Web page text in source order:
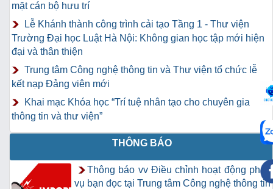
mặt cán bộ hưu trí
Lễ Khánh thành công trình cải tạo Tầng 1 - Thư viện
Trường Đại học Luật Hà Nội: Không gian học tập mới hiện
đại và thân thiện
Trung tâm Công nghệ thông tin và Thư viện tổ chức lễ
kết nạp Đảng viên mới
Khai mạc Khóa học “Trí tuệ nhân tạo cho chuyên gia
thông tin và thư viện”
THÔNG BÁO
Thông báo vv Điều chỉnh hoạt động phục
vụ bạn đọc tại Trung tâm Công nghệ thông tin